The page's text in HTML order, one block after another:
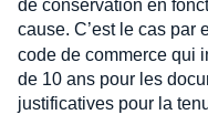
de conservation en
cause. C’est le cas par
code de commerce qui
de 10 ans pour les
justificatives pour la